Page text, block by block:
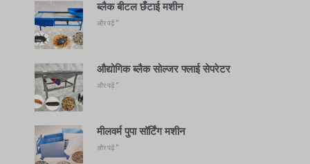
ब्लैक बीटल छँटाई मशीन
और पढ़ें "
औद्योगिक ब्लैक सोल्जर फ्लाई सेपरेटर
और पढ़ें "
मीलवर्म पुपा सॉर्टिंग मशीन
और पढ़ें "